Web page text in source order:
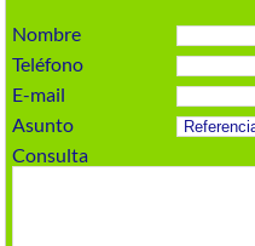
Nombre
Teléfono
E-mail
Asunto
Consulta